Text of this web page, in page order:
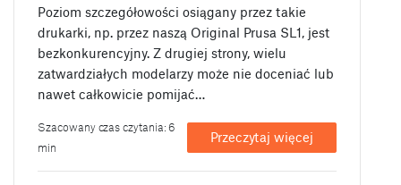
Poziom szczegółowości osiągany przez takie
drukarki, np. przez naszą Original Prusa SL1, jest
bezkonkurencyjny. Z drugiej strony, wielu
zatwardziałych modelarzy może nie doceniać lub
nawet całkowicie pomijać…
Szacowany czas czytania: 6
min
Przeczytaj więcej